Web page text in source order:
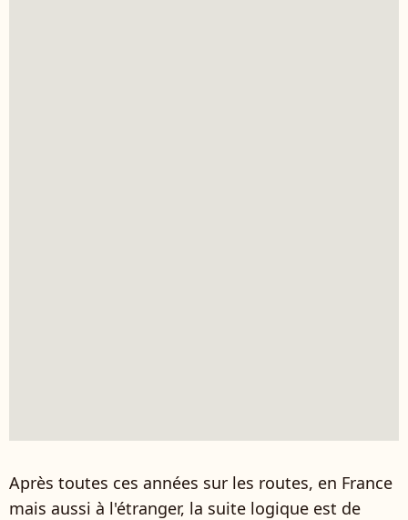
Après toutes ces années sur les routes, en France
mais aussi à l'étranger, la suite logique est de